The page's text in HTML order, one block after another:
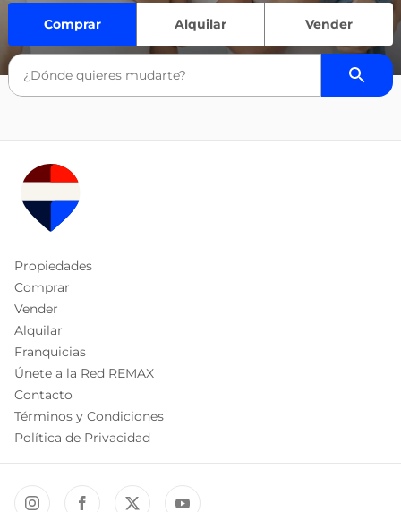
Comprar Alquilar Vender
Propiedades
Comprar
Vender
Alquilar
Franquicias
Únete a la Red REMAX
Contacto
Términos y Condiciones
Política de Privacidad